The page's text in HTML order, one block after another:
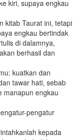
kiri, supaya engkau
kitab Taurat ini, tetapi
engkau bertindak
di dalamnya,
berhasil dan
kuatkan dan
tawar hati, sebab
manapun engkau
pengatur
kepada